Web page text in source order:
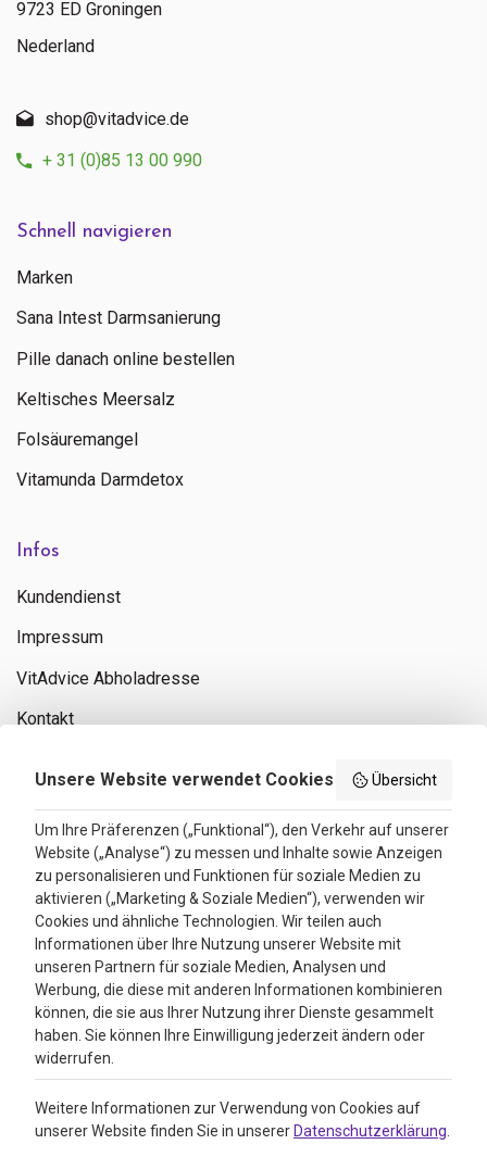
Schnell navigieren
Marken
Sana Intest Darmsanierung
Pille danach online bestellen
Keltisches Meersalz
Folsäuremangel
Vitamunda Darmdetox
Infos
Kundendienst
Impressum
VitAdvice Abholadresse
Kontakt
Bewertungen
4.3
Google Reviews
9723 ED Groningen
Nederland
shop@vitadvice.de
+ 31 (0)85 13 00 990
Unsere Website verwendet Cookies Übersicht
Um Ihre Präferenzen („Funktional“), den Verkehr auf unserer
Website („Analyse“) zu messen und Inhalte sowie Anzeigen
zu personalisieren und Funktionen für soziale Medien zu
aktivieren („Marketing & Soziale Medien“), verwenden wir
Cookies und ähnliche Technologien. Wir teilen auch
Informationen über Ihre Nutzung unserer Website mit
unseren Partnern für soziale Medien, Analysen und
Werbung, die diese mit anderen Informationen kombinieren
können, die sie aus Ihrer Nutzung ihrer Dienste gesammelt
haben. Sie können Ihre Einwilligung jederzeit ändern oder
widerrufen.
Weitere Informationen zur Verwendung von Cookies auf
unserer Website finden Sie in unserer Datenschutzerklärung